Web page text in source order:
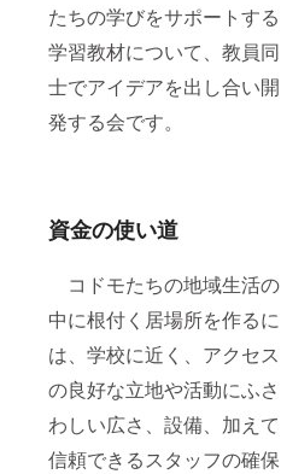
たちの学びをサポートする
学習教材について、教員同
士でアイデアを出し合い開
発する会です。
資金の使い道
コドモたちの地域生活の
中に根付く居場所を作るに
は、学校に近く、アクセス
の良好な立地や活動にふさ
わしい広さ、設備、加えて
信頼できるスタッフの確保